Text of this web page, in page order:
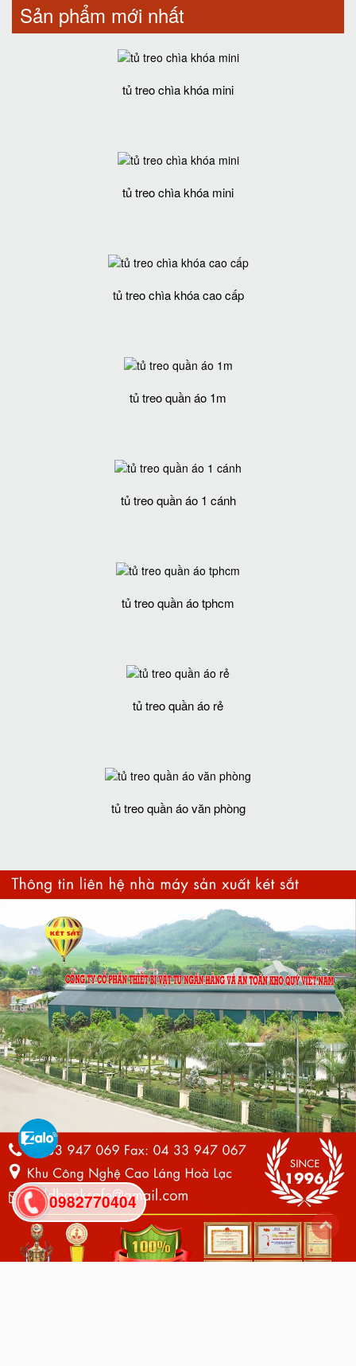
Sản phẩm mới nhất
tủ treo chìa khóa mini
tủ treo chìa khóa mini
tủ treo chìa khóa cao cấp
tủ treo quần áo 1m
tủ treo quần áo 1 cánh
tủ treo quần áo tphcm
tủ treo quần áo rẻ
tủ treo quần áo văn phòng
0982770404
back